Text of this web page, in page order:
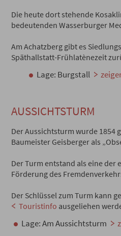
Die heute dort stehende
bedeutenden Wasserburger
Am Achatzberg gibt es
Späthallstatt-Frühlatènezeit
Lage: Burgstall
AUSSICHTSTURM
Der Aussichtsturm wurde 1854
Baumeister Geisberger als
Der Turm entstand als eine der
Förderung des
Der Schlüssel zum Turm kann
Touristinfo ausgeliehen
Lage: Am Aussichtsturm